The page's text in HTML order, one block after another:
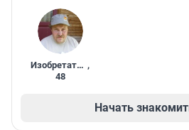
Изобретатель ,
48
Начать